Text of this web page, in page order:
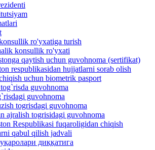
ro'yxatiga turish
konsullik ro'yxati
qaytish uchun guvohnoma (sertifikat)
respublikasidan hujjatlarni sorab olish
uchun biometrik pasport
guvohnoma
guvohnoma
togrisdagi guvohnoma
ajralish togrisidagi guvohnoma
Respublikasi fuqaroligidan chiqish
qabul qilish jadvali
диққатига